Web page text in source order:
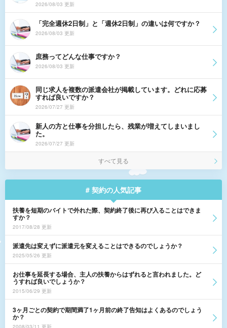
2026/08/03 更新
「完全週休2日制」と「週休2日制」の違いは何ですか？
2026/08/03 更新
庶務ってどんな仕事ですか？
2026/08/03 更新
同じ求人を複数の派遣会社が掲載しています。どれに応募
すれば良いですか？
2026/07/27 更新
新人の方と仕事を分担したら、残業が増えてしまいまし
た。
2026/07/27 更新
すべて見る
# 契約の人気記事
扶養を短期のバイトで外れた際、契約終了後に再び入ることはできま
すか？
2017/08/28 更新
派遣先は変えずに派遣元を変えることはできるのでしょうか？
2025/05/26 更新
お仕事を延長する場合、主人の扶養からはずれると言われました。ど
うすれば良いでしょうか？
2015/06/29 更新
3ヶ月ごとの契約で期間満了1ヶ月前の終了告知はよくあるのでしょう
か？